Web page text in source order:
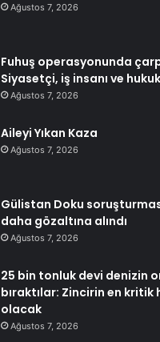
Ağustos 7, 2026
Fuhuş operasyonunda
Siyasetçi, iş insanı ve
Ağustos 7, 2026
Aileyi Yıkan Kaza
Ağustos 7, 2026
Gülistan Doku
daha gözaltına alındı
Ağustos 7, 2026
25 bin tonluk devi denizin
bıraktılar: Zincirin en kritik
olacak
Ağustos 7, 2026